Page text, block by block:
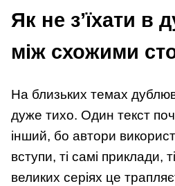
Як не з’їхати в
між схожими
На близьких темах
дуже тихо. Один текст
інший, бо автори
вступи, ті самі приклади,
великих серіях це